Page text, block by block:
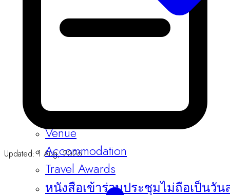
Venue
Accommodation
Travel Awards
Updated: 1 Aug, 2026